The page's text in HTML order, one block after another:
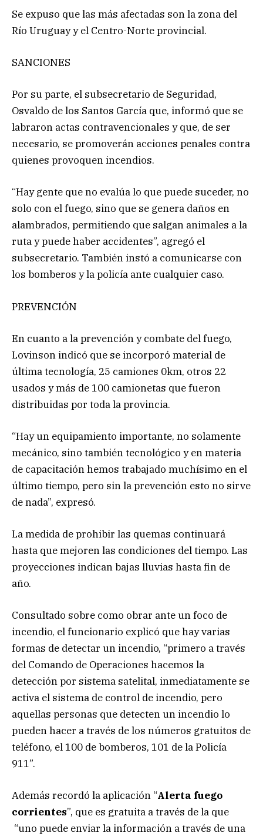
Se expuso que las más afectadas son la zona del
Río Uruguay y el Centro-Norte provincial.
SANCIONES
Por su parte, el subsecretario de Seguridad,
Osvaldo de los Santos García que, informó que se
labraron actas contravencionales y que, de ser
necesario, se promoverán acciones penales contra
quienes provoquen incendios.
“Hay gente que no evalúa lo que puede suceder, no
solo con el fuego, sino que se genera daños en
alambrados, permitiendo que salgan animales a la
ruta y puede haber accidentes”, agregó el
subsecretario. También instó a comunicarse con
los bomberos y la policía ante cualquier caso.
PREVENCIÓN
En cuanto a la prevención y combate del fuego,
Lovinson indicó que se incorporó material de
última tecnología, 25 camiones 0km, otros 22
usados y más de 100 camionetas que fueron
distribuidas por toda la provincia.
“Hay un equipamiento importante, no solamente
mecánico, sino también tecnológico y en materia
de capacitación hemos trabajado muchísimo en el
último tiempo, pero sin la prevención esto no sirve
de nada”, expresó.
La medida de prohibir las quemas continuará
hasta que mejoren las condiciones del tiempo. Las
proyecciones indican bajas lluvias hasta fin de
año.
Consultado sobre como obrar ante un foco de
incendio, el funcionario explicó que hay varias
formas de detectar un incendio, “primero a través
del Comando de Operaciones hacemos la
detección por sistema satelital, inmediatamente se
activa el sistema de control de incendio, pero
aquellas personas que detecten un incendio lo
pueden hacer a través de los números gratuitos de
teléfono, el 100 de bomberos, 101 de la Policía
911”.
Además recordó la aplicación “Alerta fuego
corrientes”, que es gratuita a través de la que
“uno puede enviar la información a través de una